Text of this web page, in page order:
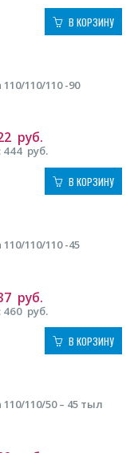
В КОРЗИНУ
110/110 -90
444 руб.
руб.
В КОРЗИНУ
110/110 -45
460 руб.
руб.
В КОРЗИНУ
110/50 – 45 тыл